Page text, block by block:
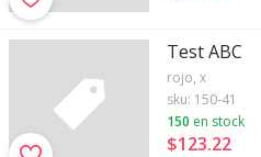
Test ABC
rojo, x
sku: 150-41
150 en stock
$123.22